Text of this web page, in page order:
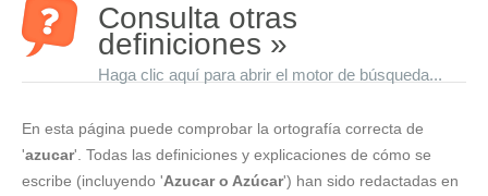
Consulta otras
definiciones »
Haga clic aquí para abrir el motor de búsqueda...
En esta página puede comprobar la ortografía correcta de
'azucar'. Todas las definiciones y explicaciones de cómo se
escribe (incluyendo 'Azucar o Azúcar') han sido redactadas en